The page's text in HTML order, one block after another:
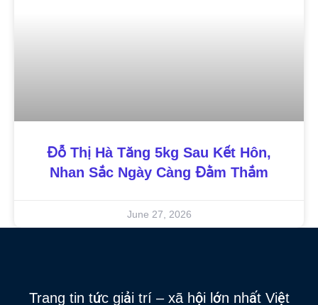
Đỗ Thị Hà Tăng 5kg Sau Kết Hôn,
Nhan Sắc Ngày Càng Đằm Thắm
June 27, 2026
Trang tin tức giải trí – xã hội lớn nhất Việt